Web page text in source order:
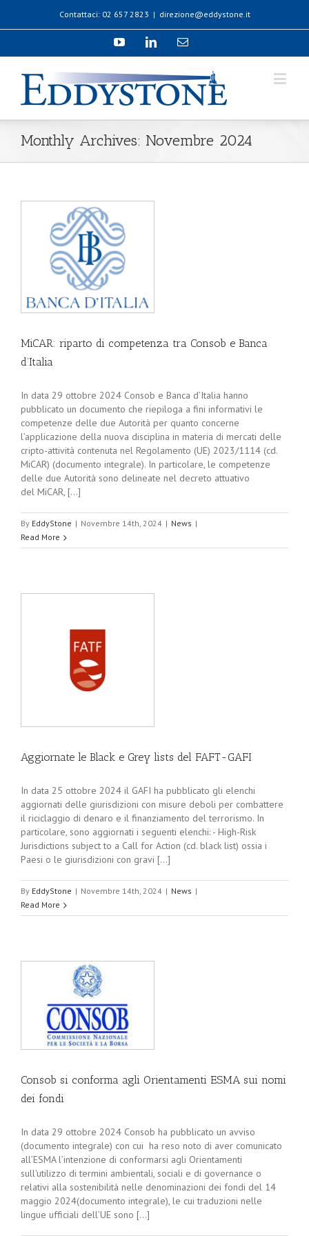
Contattaci: 02 657 2823 | direzione@eddystone.it
Monthly Archives: Novembre 2024
MiCAR: riparto di competenza tra Consob e Banca
d’Italia
In data 29 ottobre 2024 Consob e Banca d’Italia hanno
pubblicato un documento che riepiloga a fini informativi le
competenze delle due Autorità per quanto concerne
l’applicazione della nuova disciplina in materia di mercati delle
cripto-attività contenuta nel Regolamento (UE) 2023/1114 (cd.
MiCAR) (documento integrale). In particolare, le competenze
delle due Autorità sono delineate nel decreto attuativo
del MiCAR, [...]
By EddyStone | Novembre 14th, 2024 | News |
Read More
Aggiornate le Black e Grey lists del FAFT-GAFI
In data 25 ottobre 2024 il GAFI ha pubblicato gli elenchi
aggiornati delle giurisdizioni con misure deboli per combattere
il riciclaggio di denaro e il finanziamento del terrorismo. In
particolare, sono aggiornati i seguenti elenchi: - High-Risk
Jurisdictions subject to a Call for Action (cd. black list) ossia i
Paesi o le giurisdizioni con gravi [...]
By EddyStone | Novembre 14th, 2024 | News |
Read More
Consob si conforma agli Orientamenti ESMA sui nomi
dei fondi
In data 29 ottobre 2024 Consob ha pubblicato un avviso
(documento integrale) con cui ha reso noto di aver comunicato
all’ESMA l’intenzione di conformarsi agli Orientamenti
sull'utilizzo di termini ambientali, sociali e di governance o
relativi alla sostenibilità nelle denominazioni dei fondi del 14
maggio 2024(documento integrale), le cui traduzioni nelle
lingue ufficiali dell’UE sono [...]